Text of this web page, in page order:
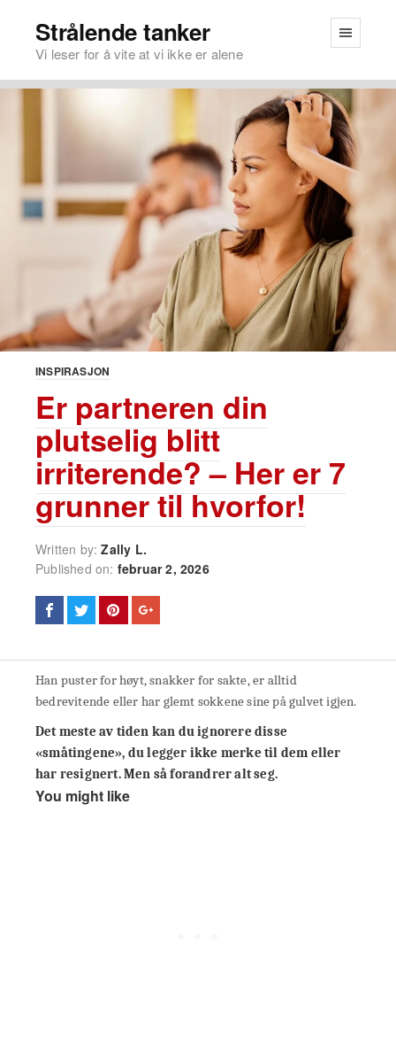
Strålende tanker
Vi leser for å vite at vi ikke er alene
INSPIRASJON
Er partneren din
plutselig blitt
irriterende? – Her er 7
grunner til hvorfor!
Written by:Zally L.
Published on: februar 2, 2026
Han puster for høyt, snakker for sakte, er alltid
bedrevitende eller har glemt sokkene sine på gulvet igjen.
Det meste av tiden kan du ignorere disse
«småtingene», du legger ikke merke til dem eller
har resignert. Men så forandrer alt seg.
You might like